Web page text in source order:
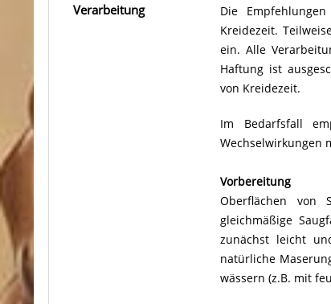
Verarbeitung
Die
Kreidezeit.
ein. Alle
Haftung ist
von Kreidezeit.
Im Bedarfsfall
Wechselwirkungen
Vorbereitung
Oberflächen von
gleichmäßige
zunächst leicht
natürliche
wässern (z.B. mit